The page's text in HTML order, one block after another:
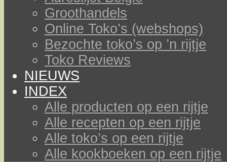
Groothandels
Online Toko’s (webshops)
Bezochte toko’s op ’n rijtje
Toko Reviews
NIEUWS
INDEX
Alle producten op een rijtje
Alle recepten op een rijtje
Alle toko’s op een rijtje
Alle kookboeken op een rijtje